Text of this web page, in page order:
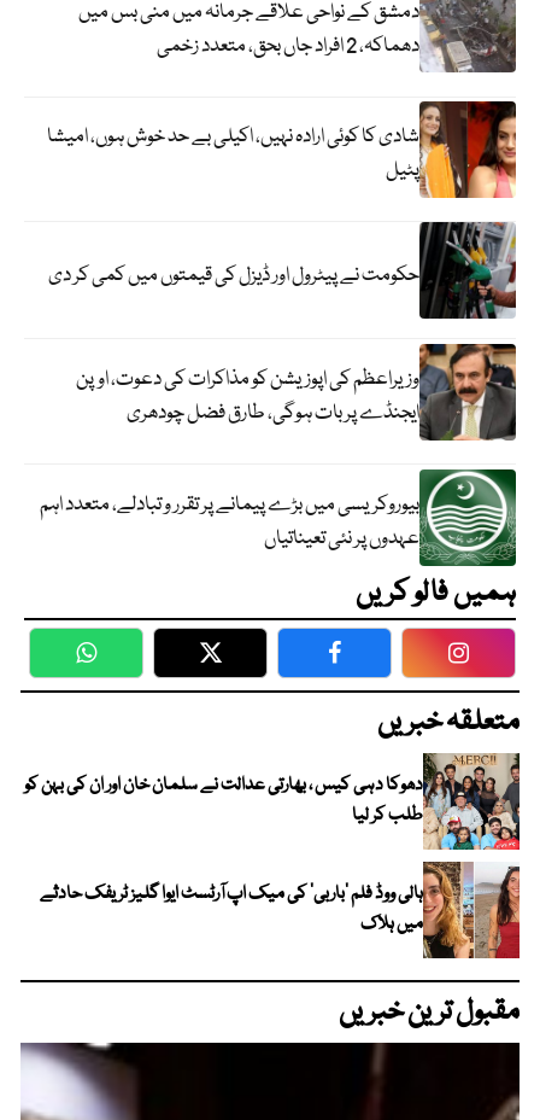
دمشق کے نواحی علاقے جرمانہ میں منی بس میں
دھماکہ، 2 افراد جاں بحق، متعدد زخمی
شادی کا کوئی ارادہ نہیں، اکیلی بے حد خوش ہوں، امیشا
پٹیل
حکومت نے پیٹرول اور ڈیزل کی قیمتوں میں کمی کر دی
وزیراعظم کی اپوزیشن کو مذاکرات کی دعوت، اوپن
ایجنڈے پر بات ہوگی، طارق فضل چودھری
بیوروکریسی میں بڑے پیمانے پر تقرر و تبادلے، متعدد اہم
عہدوں پر نئی تعیناتیاں
ہمیں فالو کریں
WhatsApp Twitter Facebook
متعلقہ خبریں
دھوکا دہی کیس ، بھارتی عدالت نے سلمان خان اور ان کی بہن کو
طلب کر لیا
ہالی ووڈ فلم ’باربی‘ کی میک اپ آرٹسٹ ایوا گلیز ٹریفک حادثے
میں ہلاک
مقبول ترین خبریں